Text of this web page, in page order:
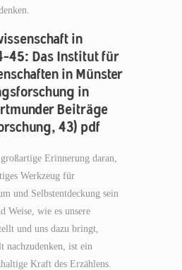
in
Das Institut für
in Münster
in
Beiträge
43) pdf
Erinnerung daran,
Werkzeug für
und Selbstentdeckung sein
Weise, wie es unsere
und uns dazu bringt,
nachzudenken, ist ein
Kraft des Erzählens.